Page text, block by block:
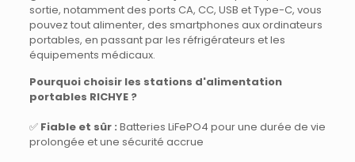
sortie, notamment des ports CA, CC, USB et Type-C, vous
pouvez tout alimenter, des smartphones aux ordinateurs
portables, en passant par les réfrigérateurs et les
équipements médicaux.
Pourquoi choisir les stations d'alimentation
portables RICHYE ?
✅ Fiable et sûr : Batteries LiFePO4 pour une durée de vie
prolongée et une sécurité accrue